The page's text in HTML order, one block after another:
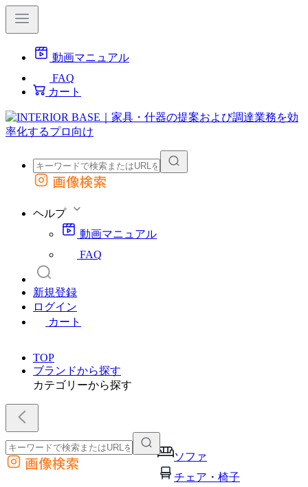
動画マニュアル
FAQ
カート
外部サイトの商品をカートに追加
画像検索
ヘルプ
動画マニュアル
FAQ
新規登録
ログイン
カート
TOP
ブランドから探す
カテゴリーから探す
ソファ
チェア・椅子
外部サイトの商品をカートに追加
他のサイトで見つけた商品ページのURLを貼り付けて、カートに追加できます
画像検索